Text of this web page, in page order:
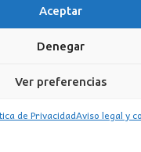
Aceptar
Denegar
Ver preferencias
de PrivacidadAviso legal y